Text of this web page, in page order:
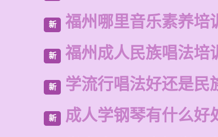
新 福州哪里音乐素养培
新 福州成人民族唱法培
新 学流行唱法好还是民
新 成人学钢琴有什么好